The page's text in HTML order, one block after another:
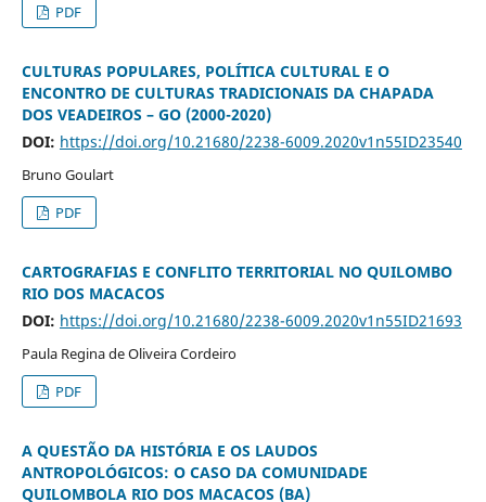
PDF
CULTURAS POPULARES, POLÍTICA CULTURAL E O
ENCONTRO DE CULTURAS TRADICIONAIS DA CHAPADA
DOS VEADEIROS – GO (2000-2020)
DOI: https://doi.org/10.21680/2238-6009.2020v1n55ID23540
Bruno Goulart
PDF
CARTOGRAFIAS E CONFLITO TERRITORIAL NO QUILOMBO
RIO DOS MACACOS
DOI: https://doi.org/10.21680/2238-6009.2020v1n55ID21693
Paula Regina de Oliveira Cordeiro
PDF
A QUESTÃO DA HISTÓRIA E OS LAUDOS
ANTROPOLÓGICOS: O CASO DA COMUNIDADE
QUILOMBOLA RIO DOS MACACOS (BA)